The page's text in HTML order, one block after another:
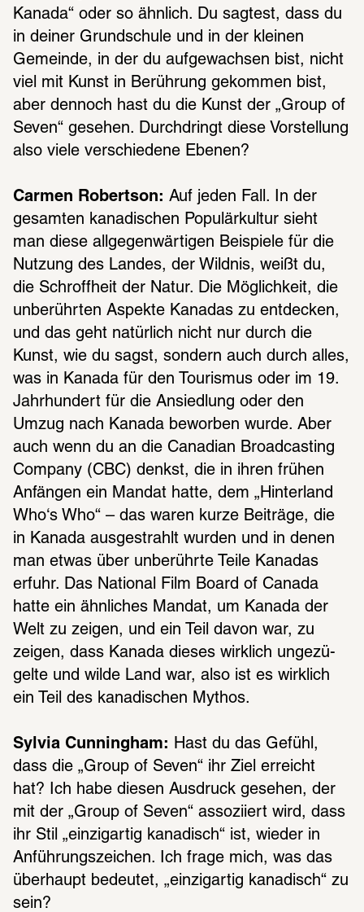
Kanada“ oder so ähnlich. Du sagtest, dass du
in deiner Grund­schule und in der klei­nen
Gemeinde, in der du aufge­wach­sen bist, nicht
viel mit Kunst in Berüh­rung gekom­men bist,
aber dennoch hast du die Kunst der „Group of
Seven“ gese­hen. Durch­dringt diese Vorstel­lung
also viele verschie­dene Ebenen?
Carmen Robertson: Auf jeden Fall. In der
gesam­ten kana­di­schen Popu­lär­kul­tur sieht
man diese allge­gen­wär­ti­gen Beispiele für die
Nutzung des Landes, der Wild­nis, weißt du,
die Schroff­heit der Natur. Die Möglich­keit, die
unbe­rühr­ten Aspekte Kana­das zu entde­cken,
und das geht natür­lich nicht nur durch die
Kunst, wie du sagst, sondern auch durch alles,
was in Kanada für den Touris­mus oder im 19.
Jahr­hun­dert für die Ansied­lung oder den
Umzug nach Kanada bewor­ben wurde. Aber
auch wenn du an die Cana­dian Broad­cas­ting
Company (CBC) denkst, die in ihren frühen
Anfän­gen ein Mandat hatte, dem „Hinter­land
Who‘s Who“ – das waren kurze Beiträge, die
in Kanada ausge­strahlt wurden und in denen
man etwas über unbe­rührte Teile Kana­das
erfuhr. Das Natio­nal Film Board of Canada
hatte ein ähnli­ches Mandat, um Kanada der
Welt zu zeigen, und ein Teil davon war, zu
zeigen, dass Kanada dieses wirk­lich unge­zü­
gelte und wilde Land war, also ist es wirk­lich
ein Teil des kana­di­schen Mythos.
Sylvia Cunningham:
Hast du das Gefühl,
dass die „Group of Seven“ ihr Ziel erreicht
hat? Ich habe diesen Ausdruck gese­hen, der
mit der „Group of Seven“ asso­zi­iert wird, dass
ihr Stil „einzig­ar­tig kana­disch“ ist, wieder in
Anfüh­rungs­zei­chen. Ich frage mich, was das
über­haupt bedeu­tet, „einzig­ar­tig kana­disch“ zu
sein?